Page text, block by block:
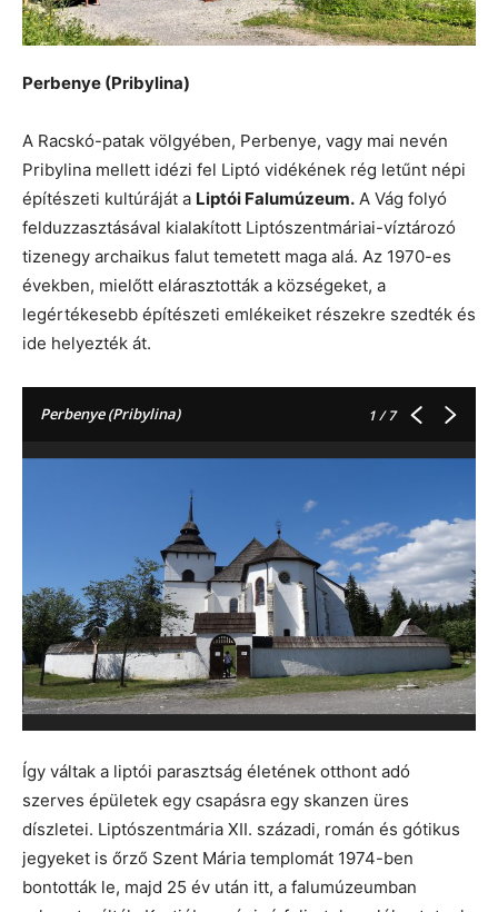
Perbenye (Pribylina)
A Racskó-patak völgyében, Perbenye, vagy mai nevén
Pribylina mellett idézi fel Liptó vidékének rég letűnt népi
építészeti kultúráját a Liptói Falumúzeum. A Vág folyó
felduzzasztásával kialakított Liptószentmáriai-víztározó
tizenegy archaikus falut temetett maga alá. Az 1970-es
években, mielőtt elárasztották a községeket, a
legértékesebb építészeti emlékeiket részekre szedték és
ide helyezték át.
Perbenye (Pribylina) 1/ 7
Így váltak a liptói parasztság életének otthont adó
szerves épületek egy csapásra egy skanzen üres
díszletei. Liptószentmária XII. századi, román és gótikus
jegyeket is őrző Szent Mária templomát 1974-ben
bontották le, majd 25 év után itt, a falumúzeumban